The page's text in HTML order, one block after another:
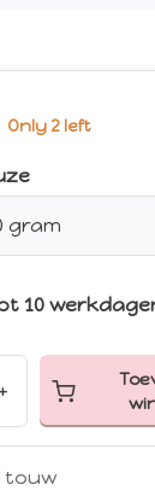
Only 2 left
gram
10
+
touw